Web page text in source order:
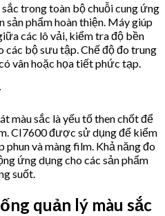
trong toàn bộ chuỗi cung ứng
sản phẩm hoàn thiện. Máy giúp
các lô vải, kiểm tra độ bền
các bộ sưu tập. Chế độ đo trung
vân hoặc họa tiết phức tạp.
màu sắc là yếu tố then chốt để
CI7600 được sử dụng để kiểm
phun và màng film. Khả năng đo
ứng dụng cho các sản phẩm
suốt.
quản lý màu sắc